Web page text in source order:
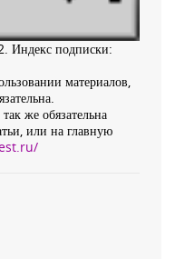
Индекс подписки:
материалов,
же обязательна
или на главную